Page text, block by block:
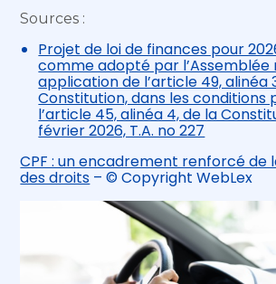
Sources :
Projet de loi de finances pour
comme adopté par l’Assemblée
application de l’article 49, alinéa
Constitution, dans les conditions
l’article 45, alinéa 4, de la
février 2026, T.A. no 227
CPF : un encadrement renforcé de
des droits – © Copyright WebLex